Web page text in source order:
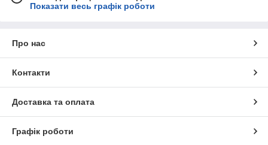
Показати весь графік роботи
Про нас
Контакти
Доставка та оплата
Графік роботи